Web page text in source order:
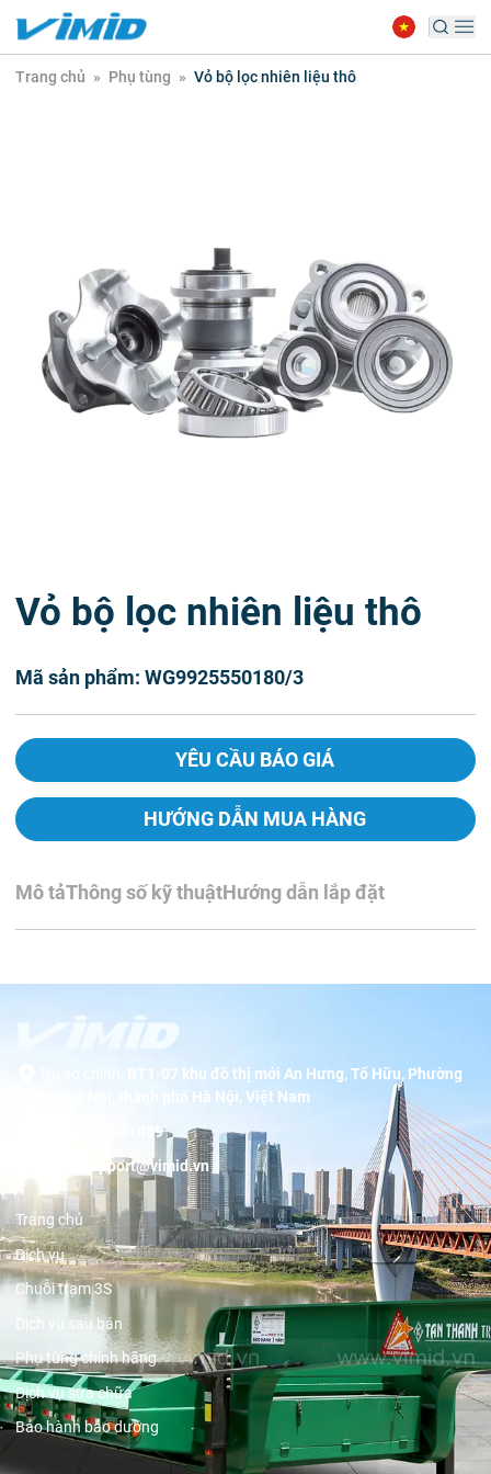
Trang chủ » Phụ tùng » Vỏ bộ lọc nhiên liệu thô
Vỏ bộ lọc nhiên liệu thô
Mã sản phẩm: WG9925550180/3
YÊU CẦU BÁO GIÁ
HƯỚNG DẪN MUA HÀNG
Mô tảThông số kỹ thuậtHướng dẫn lắp đặt
BT1-07 khu đô thị mới An Hưng, Tố Hữu, Phường
Dương Nội, thành phố Hà Nội, Việt Nam
19001089
support@vimid.vn
Trang chủ
Dịch vụ
Chuỗi trạm 3S
Dịch vụ sau bán
Phụ tùng chính hãng
Dịch vụ sửa chữa
Bảo hành bảo dưỡng